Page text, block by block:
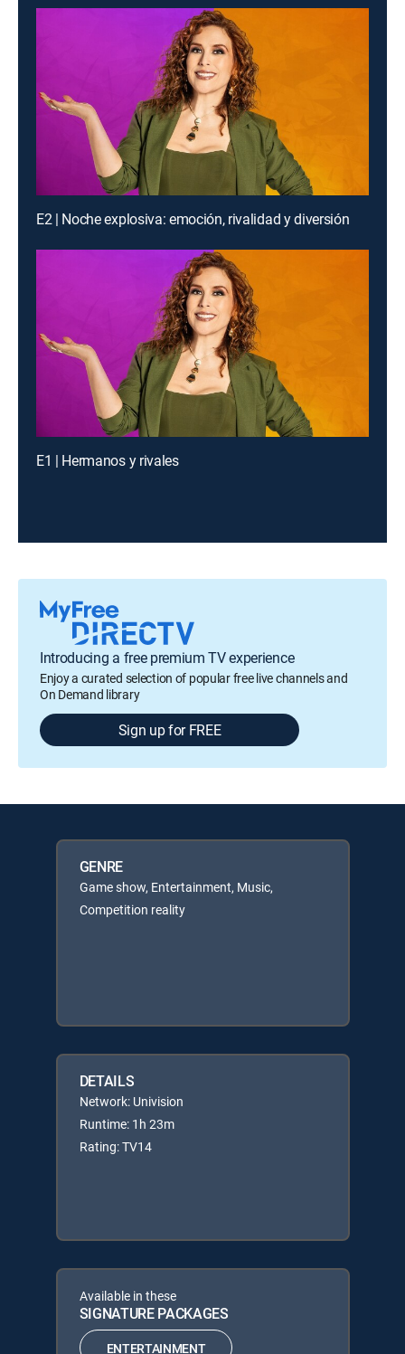
E2 | Noche explosiva: emoción, rivalidad y diversión
E1 | Hermanos y rivales
Introducing a free premium TV experience
Enjoy a curated selection of popular free live channels and
On Demand library
Sign up for FREE
GENRE
Game show, Entertainment, Music,
Competition reality
DETAILS
Network: Univision
Runtime: 1h 23m
Rating: TV14
Available in these
SIGNATURE PACKAGES
ENTERTAINMENT